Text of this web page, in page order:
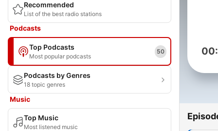
Recommended
List of the best radio stations
Podcasts
Top Podcasts
Most popular podcasts
50
Podcasts by Genres
18 topic genres
Music
Top Music
Most listened music